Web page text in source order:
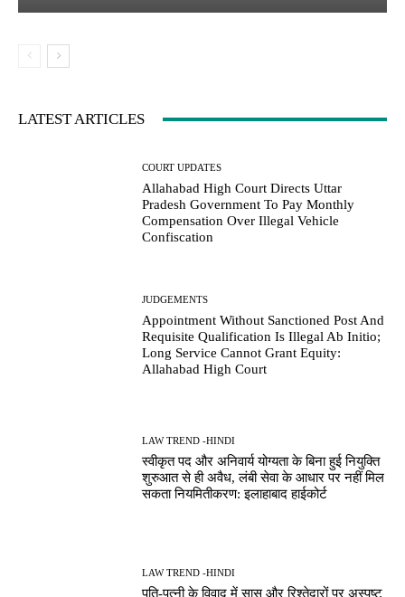
LATEST ARTICLES
COURT UPDATES
Allahabad High Court Directs Uttar
Pradesh Government To Pay Monthly
Compensation Over Illegal Vehicle
Confiscation
JUDGEMENTS
Appointment Without Sanctioned Post And
Requisite Qualification Is Illegal Ab Initio;
Long Service Cannot Grant Equity:
Allahabad High Court
LAW TREND -HINDI
स्वीकृत पद और अनिवार्य योग्यता के बिना हुई नियुक्ति
शुरुआत से ही अवैध, लंबी सेवा के आधार पर नहीं मिल
सकता नियमितीकरण: इलाहाबाद हाईकोर्ट
LAW TREND -HINDI
पति-पत्नी के विवाद में सास और रिश्तेदारों पर अस्पष्ट